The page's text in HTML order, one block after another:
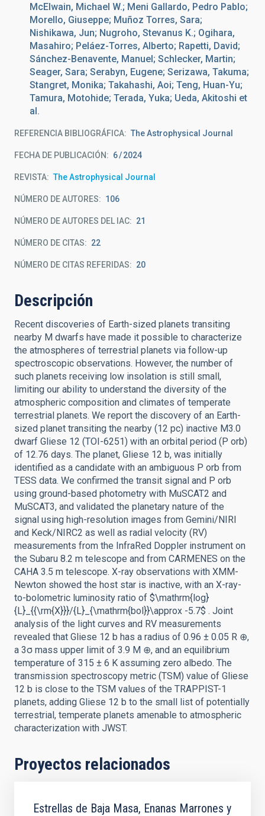
McElwain, Michael W.; Meni Gallardo, Pedro Pablo;
Morello, Giuseppe; Muñoz Torres, Sara;
Nishikawa, Jun; Nugroho, Stevanus K.; Ogihara,
Masahiro; Peláez-Torres, Alberto; Rapetti, David;
Sánchez-Benavente, Manuel; Schlecker, Martin;
Seager, Sara; Serabyn, Eugene; Serizawa, Takuma;
Stangret, Monika; Takahashi, Aoi; Teng, Huan-Yu;
Tamura, Motohide; Terada, Yuka; Ueda, Akitoshi et
al.
REFERENCIA BIBLIOGRÁFICA The Astrophysical Journal
FECHA DE PUBLICACIÓN: 6 2024
REVISTA The Astrophysical Journal
NÚMERO DE AUTORES 106
NÚMERO DE AUTORES DEL IAC 21
NÚMERO DE CITAS 22
NÚMERO DE CITAS REFERIDAS 20
Descripción
Recent discoveries of Earth-sized planets transiting
nearby M dwarfs have made it possible to characterize
the atmospheres of terrestrial planets via follow-up
spectroscopic observations. However, the number of
such planets receiving low insolation is still small,
limiting our ability to understand the diversity of the
atmospheric composition and climates of temperate
terrestrial planets. We report the discovery of an Earth-
sized planet transiting the nearby (12 pc) inactive M3.0
dwarf Gliese 12 (TOI-6251) with an orbital period (P orb)
of 12.76 days. The planet, Gliese 12 b, was initially
identified as a candidate with an ambiguous P orb from
TESS data. We confirmed the transit signal and P orb
using ground-based photometry with MuSCAT2 and
MuSCAT3, and validated the planetary nature of the
signal using high-resolution images from Gemini/NIRI
and Keck/NIRC2 as well as radial velocity (RV)
measurements from the InfraRed Doppler instrument on
the Subaru 8.2 m telescope and from CARMENES on the
CAHA 3.5 m telescope. X-ray observations with XMM-
Newton showed the host star is inactive, with an X-ray-
to-bolometric luminosity ratio of $\mathrm{log}
{L}_{{\rm{X}}}/{L}_{\mathrm{bol}}\approx -5.7$ . Joint
analysis of the light curves and RV measurements
revealed that Gliese 12 b has a radius of 0.96 ± 0.05 R ⊕,
a 3σ mass upper limit of 3.9 M ⊕, and an equilibrium
temperature of 315 ± 6 K assuming zero albedo. The
transmission spectroscopy metric (TSM) value of Gliese
12 b is close to the TSM values of the TRAPPIST-1
planets, adding Gliese 12 b to the small list of potentially
terrestrial, temperate planets amenable to atmospheric
characterization with JWST.
Proyectos relacionados
Estrellas de Baja Masa, Enanas Marrones y